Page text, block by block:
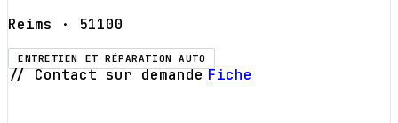
Reims · 51100
ENTRETIEN ET RÉPARATION AUTO
// Contact sur demande Fiche